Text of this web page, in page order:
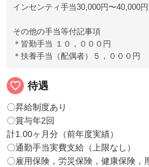
インセンティ手当30,000円〜40,000円
その他の手当等付記事項
＊皆勤手当 １０，０００円
＊扶養手当（配偶者）５，０００円
favorite_border 待遇
〇昇給制度あり
〇賞与年2回
計1.00ヶ月分（前年度実績）
〇通勤手当実費支給（上限なし）
〇雇用保険，労災保険，健康保険，